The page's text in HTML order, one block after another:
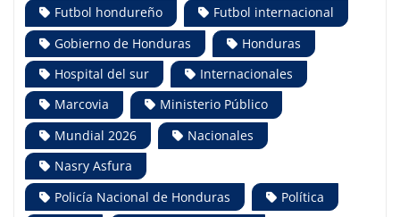
Futbol hondureño
Futbol internacional
Gobierno de Honduras
Honduras
Hospital del sur
Internacionales
Marcovia
Ministerio Público
Mundial 2026
Nacionales
Nasry Asfura
Policía Nacional de Honduras
Política